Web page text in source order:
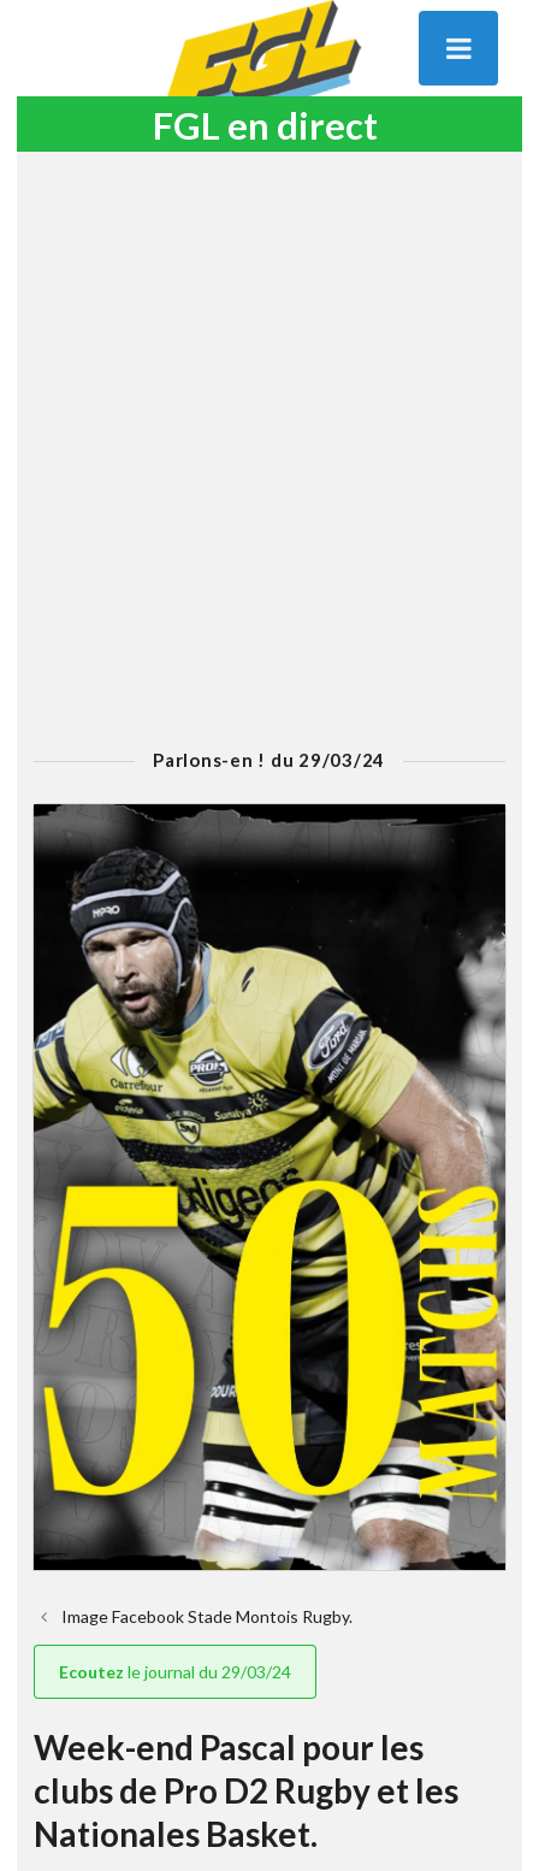
FGL en direct
Parlons-en ! du 29/03/24
Image Facebook Stade Montois Rugby.
Ecoutez le journal du 29/03/24
Week-end Pascal pour les
clubs de Pro D2 Rugby et les
Nationales Basket.